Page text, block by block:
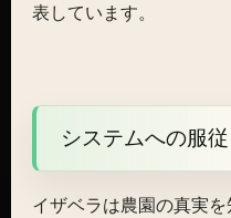
表しています。
システムへの服
イザベラは農園の真実